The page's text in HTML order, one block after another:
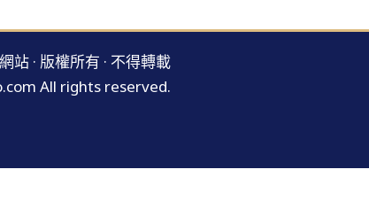
站 · 版權所有 · 不得轉載
All rights reserved.